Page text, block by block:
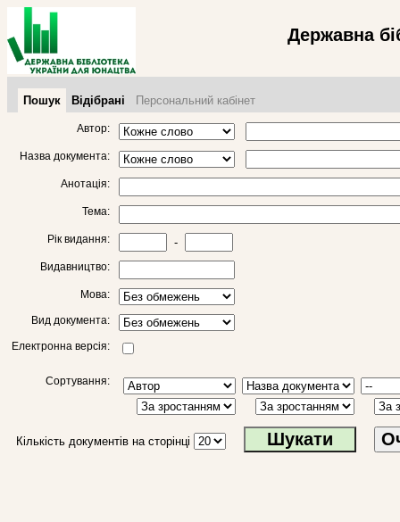
Державна
Пошук Відібрані Персональний кабінет
Автор:
Назва документа:
Анотація:
Тема:
Рік видання: -
Видавництво:
Мова:
Вид документа:
Електронна версія:
Сортування:
Кількість документів на сторінці